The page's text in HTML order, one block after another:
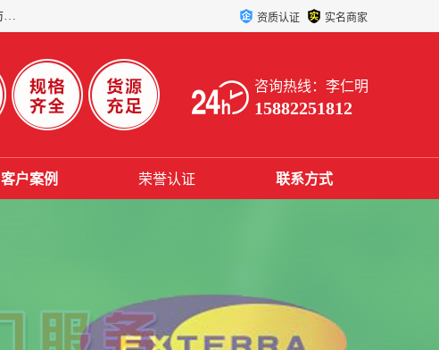
成都仁民有害生物防治服务有限公司是一家经营成都灭跳蚤公司、成都灭鼠公司、成都除虫公司、成都除四害公司、成都白蚁防治公司、成都杀虫公司等。业务覆盖：青白江、郫县、简阳、金堂、乐山、眉山、绵阳、彭州等区域。 由于我们的专业技术和服务态度得到了肯定、 目前公司已经与省内外的多个金 融企业、高端写字楼、星级酒 店、宾馆餐饮企业、学校、制造生产企业、物业小区建立了长期友好的合作关系。 资质认证 实名商家
咨询热线：李仁明
15882251812
客户案例 荣誉认证 联系方式